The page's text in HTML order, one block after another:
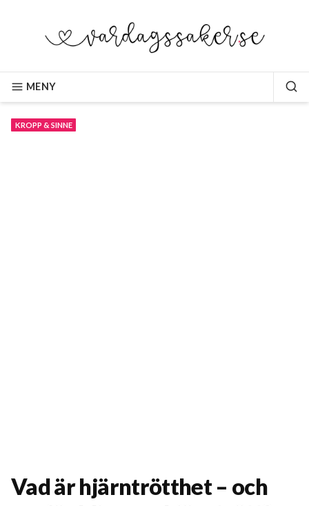
VARDAGSSAKER.SE
MENY
KROPP & SINNE
Vad är hjärntrötthet – och